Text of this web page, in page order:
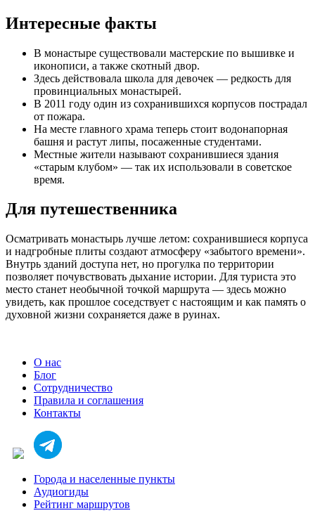
Интересные факты
В монастыре существовали мастерские по вышивке и
иконописи, а также скотный двор.
Здесь действовала школа для девочек — редкость для
провинциальных монастырей.
В 2011 году один из сохранившихся корпусов пострадал
от пожара.
На месте главного храма теперь стоит водонапорная
башня и растут липы, посаженные студентами.
Местные жители называют сохранившиеся здания
«старым клубом» — так их использовали в советское
время.
Для путешественника
Осматривать монастырь лучше летом: сохранившиеся корпуса
и надгробные плиты создают атмосферу «забытого времени».
Внутрь зданий доступа нет, но прогулка по территории
позволяет почувствовать дыхание истории. Для туриста это
место станет необычной точкой маршрута — здесь можно
увидеть, как прошлое соседствует с настоящим и как память о
духовной жизни сохраняется даже в руинах.
О нас
Блог
Сотрудничество
Правила и соглашения
Контакты
Города и населенные пункты
Аудиогиды
Рейтинг маршрутов